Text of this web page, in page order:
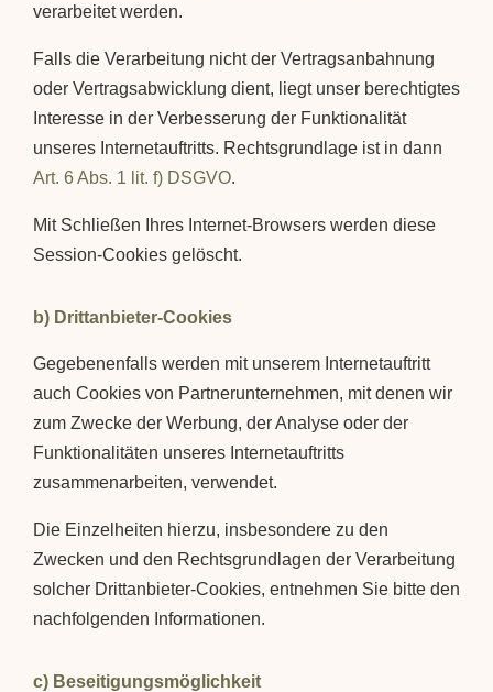
verarbeitet werden.
Falls die Verarbeitung nicht der Vertragsanbahnung
oder Vertragsabwicklung dient, liegt unser berechtigtes
Interesse in der Verbesserung der Funktionalität
unseres Internetauftritts. Rechtsgrundlage ist in dann
Art. 6 Abs. 1 lit. f) DSGVO.
Mit Schließen Ihres Internet-Browsers werden diese
Session-Cookies gelöscht.
b) Drittanbieter-Cookies
Gegebenenfalls werden mit unserem Internetauftritt
auch Cookies von Partnerunternehmen, mit denen wir
zum Zwecke der Werbung, der Analyse oder der
Funktionalitäten unseres Internetauftritts
zusammenarbeiten, verwendet.
Die Einzelheiten hierzu, insbesondere zu den
Zwecken und den Rechtsgrundlagen der Verarbeitung
solcher Drittanbieter-Cookies, entnehmen Sie bitte den
nachfolgenden Informationen.
c) Beseitigungsmöglichkeit